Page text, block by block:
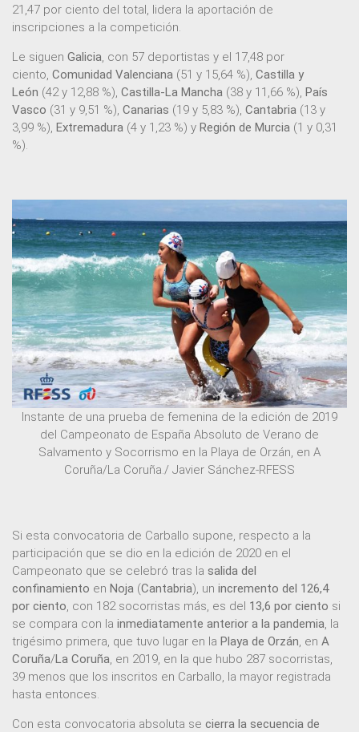
21,47 por ciento del total, lidera la aportación de
inscripciones a la competición.
Le siguen Galicia, con 57 deportistas y el 17,48 por
ciento, Comunidad Valenciana (51 y 15,64 %), Castilla y
León (42 y 12,88 %), Castilla-La Mancha (38 y 11,66 %), País
Vasco (31 y 9,51 %), Canarias (19 y 5,83 %), Cantabria (13 y
3,99 %), Extremadura (4 y 1,23 %) y Región de Murcia (1 y 0,31
%).
Instante de una prueba de femenina de la edición de 2019
del Campeonato de España Absoluto de Verano de
Salvamento y Socorrismo en la Playa de Orzán, en A
Coruña/La Coruña./ Javier Sánchez-RFESS
Si esta convocatoria de Carballo supone, respecto a la
participación que se dio en la edición de 2020 en el
Campeonato que se celebró tras la salida del
confinamiento en Noja (Cantabria), un incremento del 126,4
por ciento, con 182 socorristas más, es del 13,6 por ciento si
se compara con la inmediatamente anterior a la pandemia, la
trigésimo primera, que tuvo lugar en la Playa de Orzán, en A
Coruña/La Coruña, en 2019, en la que hubo 287 socorristas,
39 menos que los inscritos en Carballo, la mayor registrada
hasta entonces.
Con esta convocatoria absoluta se cierra la secuencia de